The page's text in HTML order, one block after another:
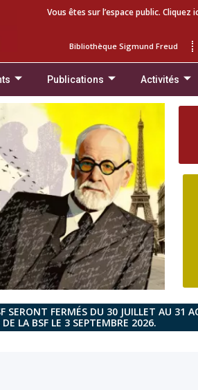
Vous êtes sur l’espace public.
Bibliothèque Sigmund Freud
Publications Activités
SERONT FERMÉS DU 30 JUILLET AU 31
LA BSF LE 3 SEPTEMBRE 2026.